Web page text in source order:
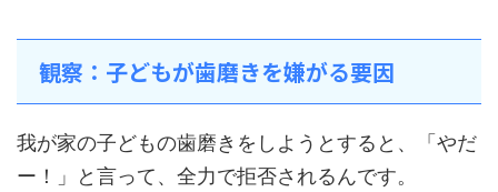
観察：子どもが歯磨きを嫌がる要因
我が家の子どもの歯磨きをしようとすると、「やだ
ー！」と言って、全力で拒否されるんです。